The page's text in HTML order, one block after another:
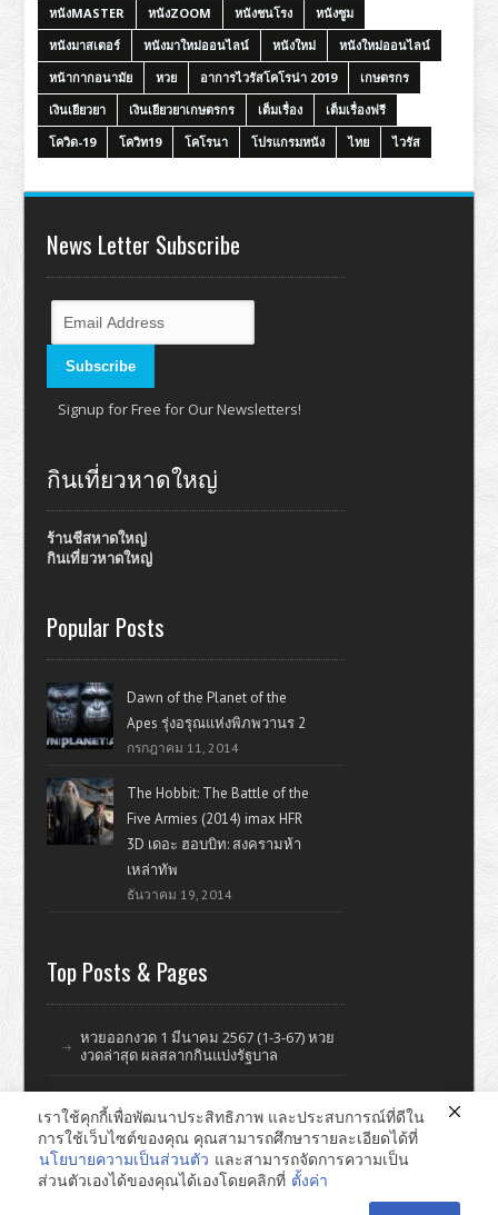
หนังMASTER
หนังZOOM หนังชนโรง
หนังซูม
หนังมาสเตอร์
หนังมาใหม่ออนไลน์ หนังใหม่
หนังใหม่ออนไลน์
หน้ากากอนามัย
หวย อาการไวรัสโคโรน่า 2019
เกษตรกร
เงินเยียวยา
เงินเยียวยาเกษตรกร เต็มเรื่อง
เต็มเรื่องฟรี
โควิด-19
โควิท19 โคโรนา โปรแกรมหนัง ไทย ไวรัส
News Letter Subscribe
Signup for Free for Our Newsletters!
กินเที่ยวหาดใหญ่
ร้านชีสหาดใหญ่
กินเที่ยวหาดใหญ่
Popular Posts
Dawn of the Planet of the
Apes รุ่งอรุณแห่งพิภพวานร 2
กรกฎาคม 11, 2014
The Hobbit: The Battle of the
Five Armies (2014) imax HFR
3D เดอะ ฮอบบิท: สงครามห้า
เหล่าทัพ
ธันวาคม 19, 2014
Top Posts & Pages
หวยออกงวด 1 มีนาคม 2567 (1-3-67) หวย
งวดล่าสุด ผลสลากกินแบ่งรัฐบาล
ดูหนังออนไลน์ หนังใหม่ แรงบันดาลใจ ไอที รีวิววิจารณ์หนังมั่วๆ
หาดใหญ่ ทำเว็บไซต์ © 2026
เราใช้คุกกี้เพื่อพัฒนาประสิทธิภาพ และประสบการณ์ที่ดีใน
การใช้เว็บไซต์ของคุณ คุณสามารถศึกษารายละเอียดได้ที่
นโยบายความเป็นส่วนตัว และสามารถจัดการความเป็น
ส่วนตัวเองได้ของคุณได้เองโดยคลิกที่ ตั้งค่า